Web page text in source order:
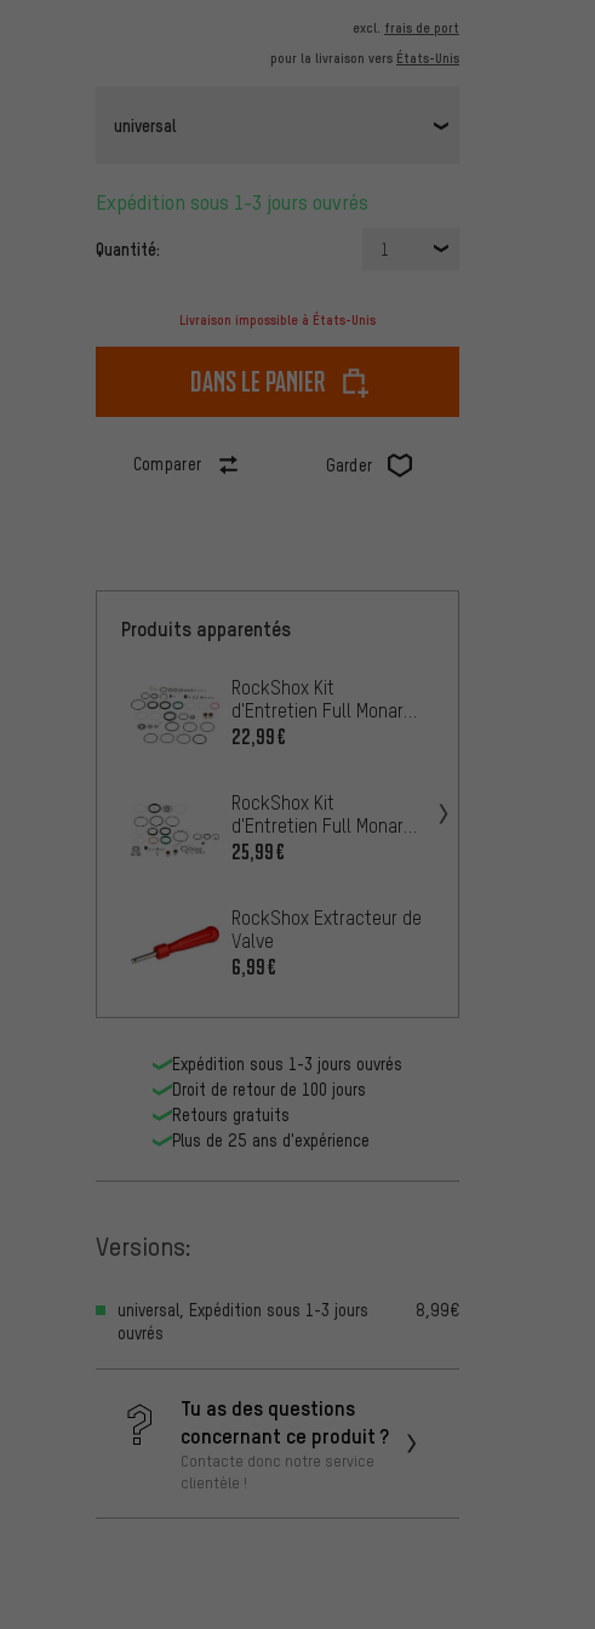
excl. frais de port
pour la livraison vers États-Unis
universal
Expédition sous 1-3 jours ouvrés
Quantité: 1
Livraison impossible à États-Unis
dans le panier
Comparer Garder
Produits apparentés
RockShox Kit
d'Entretien Full Monarch
Plus Modèles 2014-
22,99€
RockShox Kit
d'Entretien Full Monarch
R / RL / RT / RT3 àpd
25,99€
RockShox Extracteur de
Valve
6,99€
Expédition sous 1-3 jours ouvrés
Droit de retour de 100 jours
Retours gratuits
Plus de 25 ans d'expérience
Versions:
universal, Expédition sous 1-3 jours
ouvrés
8,99€
Tu as des questions
concernant ce produit ?
Contacte donc notre service
clientèle !